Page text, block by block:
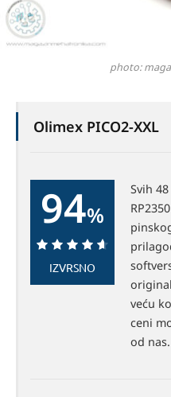
photo:
Olimex PICO2-XXL
94%
94%
IZVRSNO
Svih
veću
ceni
od nas.